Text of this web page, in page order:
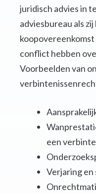
juridisch advies in
adviesbureau als
conflict hebben
Voorbeelden van
een
Verjaring